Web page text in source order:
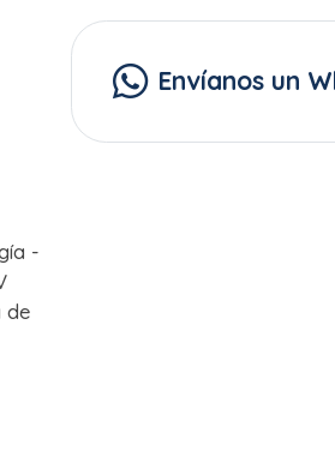
-
de
Envíanos un